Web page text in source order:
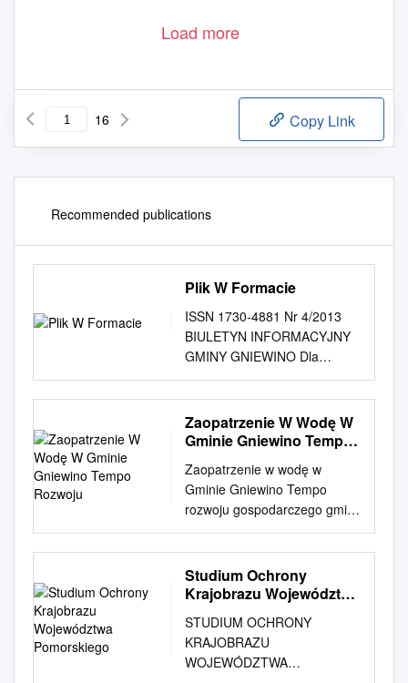
Load more
16 Copy Link
Recommended publications
Plik W Formacie
ISSN 1730-4881 Nr 4/2013
BIULETYN INFORMACYJNY
GMINY GNIEWINO Dla
uczczenia Ofiar „Marszu
Œmierci” MARSZ PAMIÊCI Po
raz szósty odby³ siê MARSZ
PAMIÊCI, w którym
a przede wszystkim m³odzie¿,
uczcili pamiêæ
spoczywaj¹cych na Cmentarzu
w Rybnie Ofiar „Marszu
Œmierci”. Udany wyjazd
integracyjny uczniów z SP w
Gniewinie w ra- mach
„B³êkitnej Szko³y” Miting
Informacyjny GKPiRPA DZIEÑ
TEATRU w Gimnazjum w
Zaopatrzenie W Wodę W
Gminie Gniewino Tempo
Zaopatrzenie w wodę w
Gminie Gniewino Tempo
rozwoju gospodarczego gminy
Gniewino jest w znacznym
stopniu uzależnione od
panujących w jej obrębie
warunków zaopatrzenia w
zaopatrywana jest w wodę w
całości pochodzącą z ujęć
wód podziemnych, za co
Studium Ochrony
Krajobrazu Województwa
STUDIUM OCHRONY
KRAJOBRAZU
WOJEWÓDZTWA